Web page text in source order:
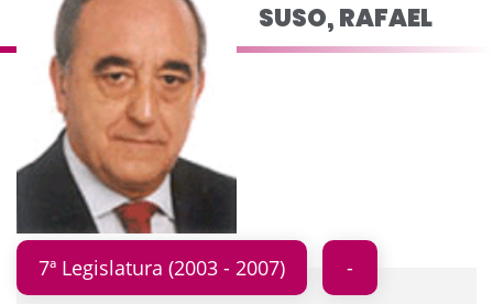
SUSO, RAFAEL
7ª Legislatura (2003 - 2007)